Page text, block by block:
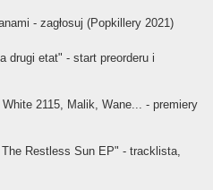
- zagłosuj (Popkillery 2021)
drugi etat" - start preorderu i
2115, Malik, Wane... - premiery
Restless Sun EP" - tracklista,